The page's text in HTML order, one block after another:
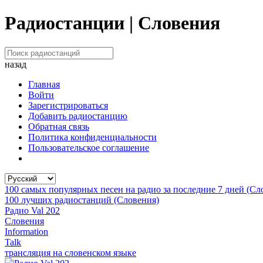
Радиостанции | Словения
назад
Главная
Войти
Зарегистрироваться
Добавить радиостанцию
Обратная связь
Политика конфиденциальности
Пользовательское соглашение
100 самых популярных песен на радио за последние 7 дней
100 лучших радиостанций (Словения)
Радио Val 202
Словения
Information
Talk
трансляция на словенском языке